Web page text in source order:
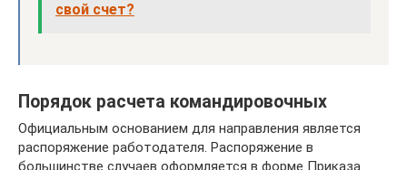
свой счет?
Порядок расчета командировочных
Официальным основанием для направления является
распоряжение работодателя. Распоряжение в
большинстве случаев оформляется в форме Приказа.